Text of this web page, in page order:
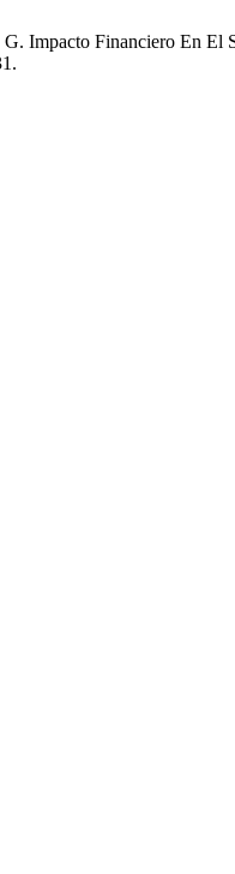
Impacto Financiero En